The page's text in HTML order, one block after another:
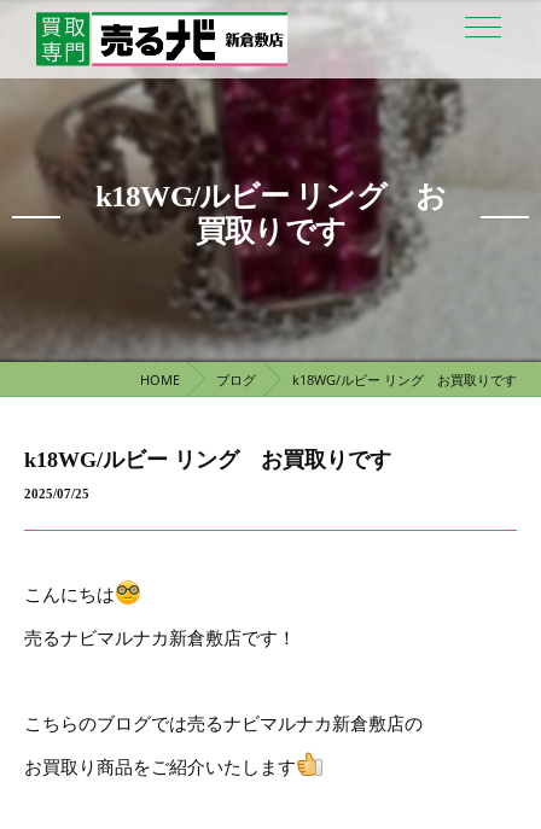
k18WG/ルビー リング お
買取りです
HOME ブログ k18WG/ルビー リング お買取りです
k18WG/ルビー リング お買取りです
2025/07/25
こんにちは
売るナビマルナカ新倉敷店です！
こちらのブログでは売るナビマルナカ新倉敷店の
お買取り商品をご紹介いたします